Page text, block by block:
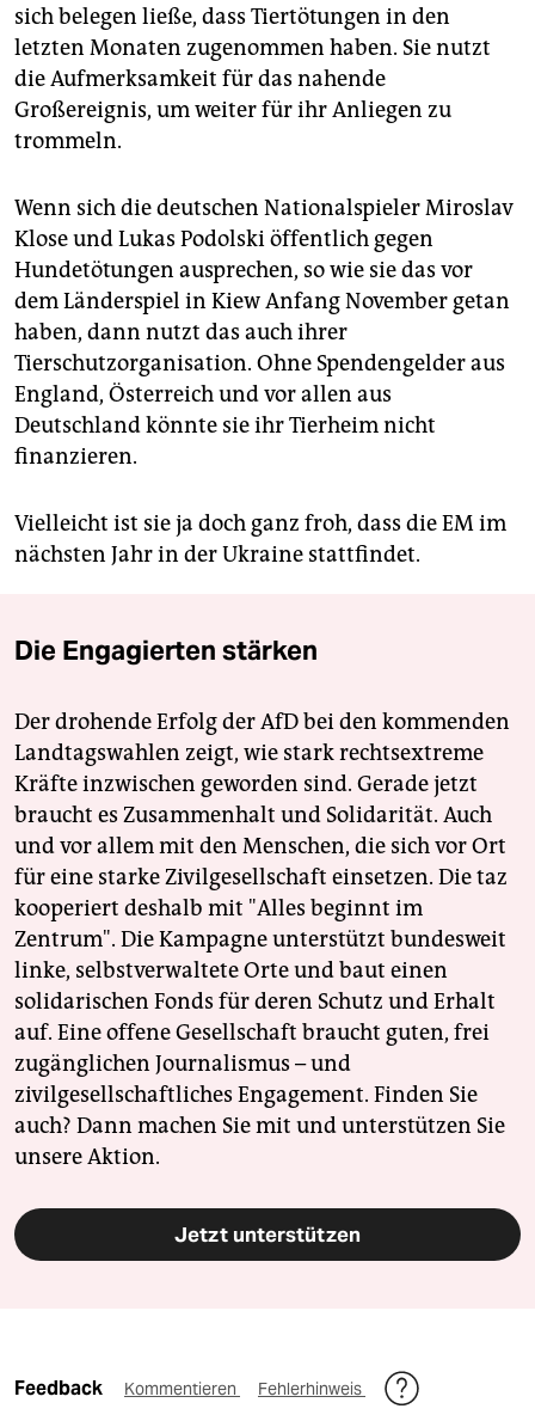
sich belegen ließe, dass Tiertötungen in den
letzten Monaten zugenommen haben. Sie nutzt
die Aufmerksamkeit für das nahende
Großereignis, um weiter für ihr Anliegen zu
trommeln.
Wenn sich die deutschen Nationalspieler Miroslav
Klose und Lukas Podolski öffentlich gegen
Hundetötungen ausprechen, so wie sie das vor
dem Länderspiel in Kiew Anfang November getan
haben, dann nutzt das auch ihrer
Tierschutzorganisation. Ohne Spendengelder aus
England, Österreich und vor allen aus
Deutschland könnte sie ihr Tierheim nicht
finanzieren.
Vielleicht ist sie ja doch ganz froh, dass die EM im
nächsten Jahr in der Ukraine stattfindet.
Die Engagierten stärken
Der drohende Erfolg der AfD bei den kommenden
Landtagswahlen zeigt, wie stark rechtsextreme
Kräfte inzwischen geworden sind. Gerade jetzt
braucht es Zusammenhalt und Solidarität. Auch
und vor allem mit den Menschen, die sich vor Ort
für eine starke Zivilgesellschaft einsetzen. Die taz
kooperiert deshalb mit "Alles beginnt im
Zentrum". Die Kampagne unterstützt bundesweit
linke, selbstverwaltete Orte und baut einen
solidarischen Fonds für deren Schutz und Erhalt
auf. Eine offene Gesellschaft braucht guten, frei
zugänglichen Journalismus – und
zivilgesellschaftliches Engagement. Finden Sie
auch? Dann machen Sie mit und unterstützen Sie
unsere Aktion.
Jetzt unterstützen
Feedback Kommentieren Fehlerhinweis